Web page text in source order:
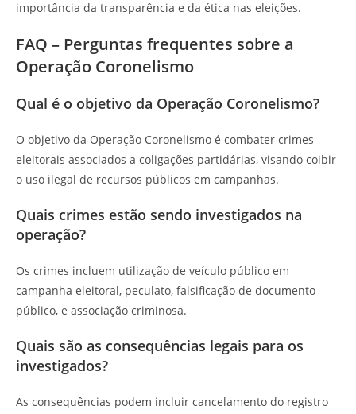
importância da transparência e da ética nas eleições.
FAQ – Perguntas frequentes sobre a
Operação Coronelismo
Qual é o objetivo da Operação Coronelismo?
O objetivo da Operação Coronelismo é combater crimes
eleitorais associados a coligações partidárias, visando coibir
o uso ilegal de recursos públicos em campanhas.
Quais crimes estão sendo investigados na
operação?
Os crimes incluem utilização de veículo público em
campanha eleitoral, peculato, falsificação de documento
público, e associação criminosa.
Quais são as consequências legais para os
investigados?
As consequências podem incluir cancelamento do registro